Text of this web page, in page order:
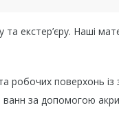
екстер’єру. Наші
робочих поверхонь
ванн за допомогою